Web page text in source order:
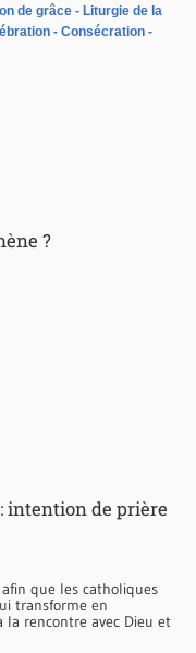
de grâce
Liturgie de la
Consécration
?
intention de prière
que les catholiques
transforme en
rencontre avec Dieu et